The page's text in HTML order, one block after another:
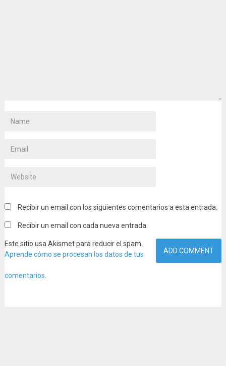
Recibir un email con los siguientes comentarios a esta entrada.
Recibir un email con cada nueva entrada.
Este sitio usa Akismet para reducir el spam.
Aprende cómo se procesan los datos de tus
comentarios